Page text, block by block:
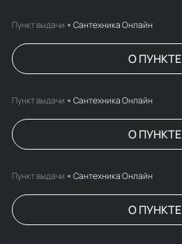
Пункт выдачи Сантехника Онлайн
О ПУНКТЕ
Пункт выдачи Сантехника Онлайн
О ПУНКТЕ
Пункт выдачи Сантехника Онлайн
О ПУНКТЕ